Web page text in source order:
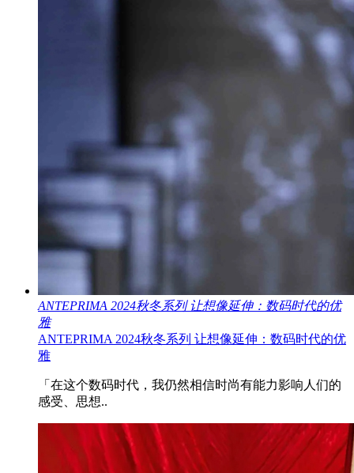
ANTEPRIMA 2024秋冬系列 让想像延伸：数码时代的优
雅
ANTEPRIMA 2024秋冬系列 让想像延伸：数码时代的优
雅
「在这个数码时代，我仍然相信时尚有能力影响人们的
感受、思想..